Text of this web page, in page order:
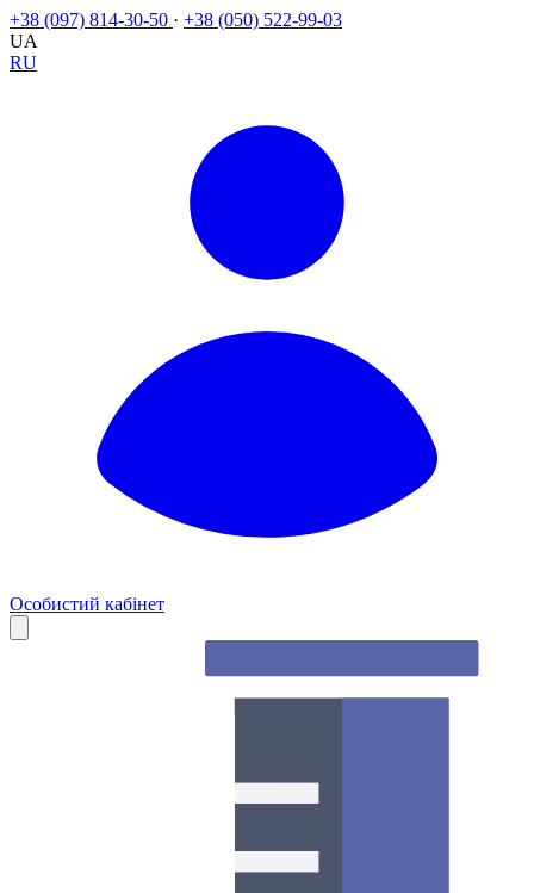
+38 (097) 814-30-50 · +38 (050) 522-99-03
UA
RU
Особистий кабінет